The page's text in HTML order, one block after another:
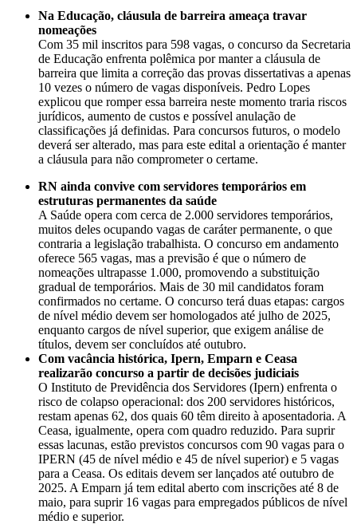
Na Educação, cláusula de barreira ameaça travar
nomeações
Com 35 mil inscritos para 598 vagas, o concurso da Secretaria
de Educação enfrenta polêmica por manter a cláusula de
barreira que limita a correção das provas dissertativas a apenas
10 vezes o número de vagas disponíveis. Pedro Lopes
explicou que romper essa barreira neste momento traria riscos
jurídicos, aumento de custos e possível anulação de
classificações já definidas. Para concursos futuros, o modelo
deverá ser alterado, mas para este edital a orientação é manter
a cláusula para não comprometer o certame.
RN ainda convive com servidores temporários em
estruturas permanentes da saúde
A Saúde opera com cerca de 2.000 servidores temporários,
muitos deles ocupando vagas de caráter permanente, o que
contraria a legislação trabalhista. O concurso em andamento
oferece 565 vagas, mas a previsão é que o número de
nomeações ultrapasse 1.000, promovendo a substituição
gradual de temporários. Mais de 30 mil candidatos foram
confirmados no certame. O concurso terá duas etapas: cargos
de nível médio devem ser homologados até julho de 2025,
enquanto cargos de nível superior, que exigem análise de
títulos, devem ser concluídos até outubro.
Com vacância histórica, Ipern, Emparn e Ceasa
realizarão concurso a partir de decisões judiciais
O Instituto de Previdência dos Servidores (Ipern) enfrenta o
risco de colapso operacional: dos 200 servidores históricos,
restam apenas 62, dos quais 60 têm direito à aposentadoria. A
Ceasa, igualmente, opera com quadro reduzido. Para suprir
essas lacunas, estão previstos concursos com 90 vagas para o
IPERN (45 de nível médio e 45 de nível superior) e 5 vagas
para a Ceasa. Os editais devem ser lançados até outubro de
2025. A Emparn já tem edital aberto com inscrições até 8 de
maio, para suprir 16 vagas para empregados públicos de nível
médio e superior.